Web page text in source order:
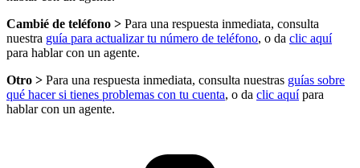
Cambié de teléfono > Para una respuesta inmediata, consulta
nuestra guía para actualizar tu número de teléfono, o da clic aquí
para hablar con un agente.
Otro > Para una respuesta inmediata, consulta nuestras guías sobre
qué hacer si tienes problemas con tu cuenta, o da clic aquípara
hablar con un agente.